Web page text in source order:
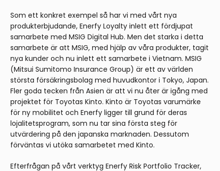
Som ett konkret exempel så har vi med vårt nya
produkterbjudande, Enerfy Loyalty inlett ett fördjupat
samarbete med MSIG Digital Hub. Men det starka i detta
samarbete är att MSIG, med hjälp av våra produkter, tagit
nya kunder och nu inlett ett samarbete i Vietnam. MSIG
(Mitsui Sumitomo Insurance Group) är ett av världen
största försäkringsbolag med huvudkontor i Tokyo, Japan.
Fler goda tecken från Asien är att vi nu åter är igång med
projektet för Toyotas Kinto. Kinto är Toyotas varumärke
för ny mobilitet och Enerfy ligger till grund för deras
lojalitetsprogram, som nu tar sina första steg för
utvärdering på den japanska marknaden. Dessutom
förväntas vi utöka samarbetet med Kinto.
Efterfrågan på vårt verktyg Enerfy Risk Portfolio Tracker,